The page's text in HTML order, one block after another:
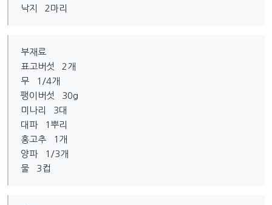
낙지 2마리
부재료
표고버섯 2개
무 1/4개
팽이버섯 30g
미나리 3대
대파 1뿌리
홍고추 1개
양파 1/3개
물 3컵